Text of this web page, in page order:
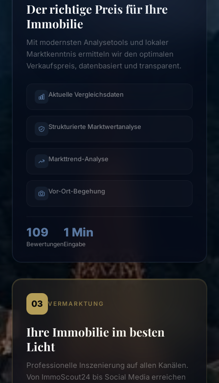
Der richtige Preis für Ihre
Immobilie
Mit modernsten Analysetools und lokaler
Marktkenntnis ermitteln wir den optimalen
Verkaufspreis, datenbasiert und transparent.
Aktuelle Vergleichsdaten
Strukturierte Marktwertanalyse
Markttrend-Analyse
Vor-Ort-Begehung
109
Bewertungen
1 Min
Eingabe
03 VERMARKTUNG
Ihre Immobilie im besten
Licht
Professionelle Inszenierung auf allen Kanälen.
Von ImmoScout24 bis Social Media erreichen